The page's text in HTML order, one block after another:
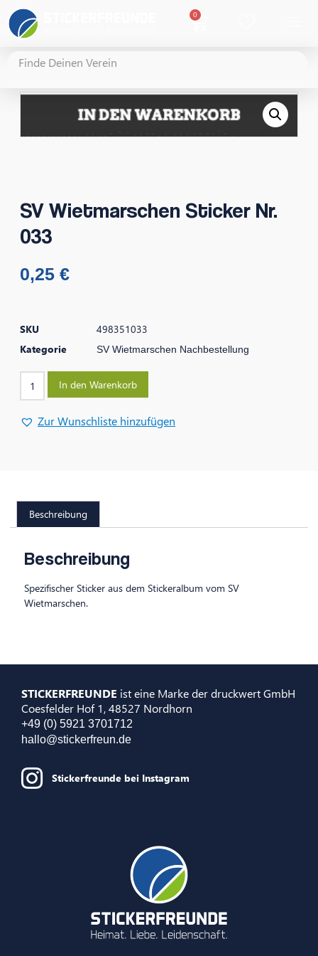
0
SV Wietmarschen Sticker Nr.
033
0,25 €
SKU
498351033
Kategorie
SV Wietmarschen Nachbestellung
In den Warenkorb
Zur Wunschliste hinzufügen
Beschreibung
Beschreibung
Spezifischer Sticker aus dem Stickeralbum vom SV
Wietmarschen.
STICKERFREUNDE ist eine Marke der druckwert GmbH
Coesfelder Hof 1, 48527 Nordhorn
+49 (0) 5921 3701712
hallo@stickerfreun.de
Stickerfreunde bei Instagram